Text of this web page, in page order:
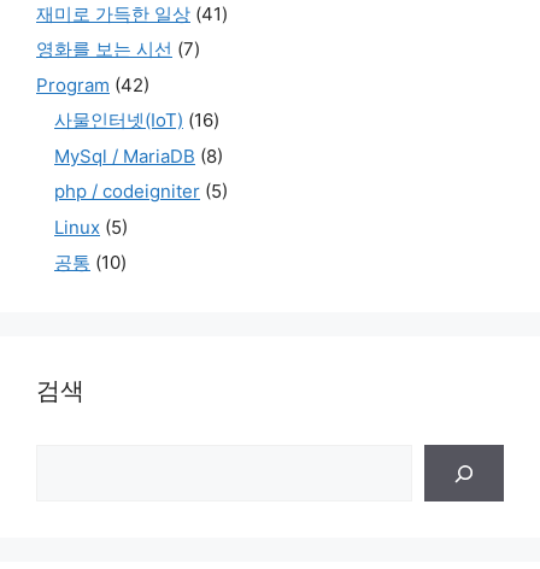
재미로 가득한 일상 (41)
영화를 보는 시선 (7)
Program (42)
사물인터넷(IoT) (16)
MySql / MariaDB (8)
php / codeigniter (5)
Linux (5)
공통 (10)
검색